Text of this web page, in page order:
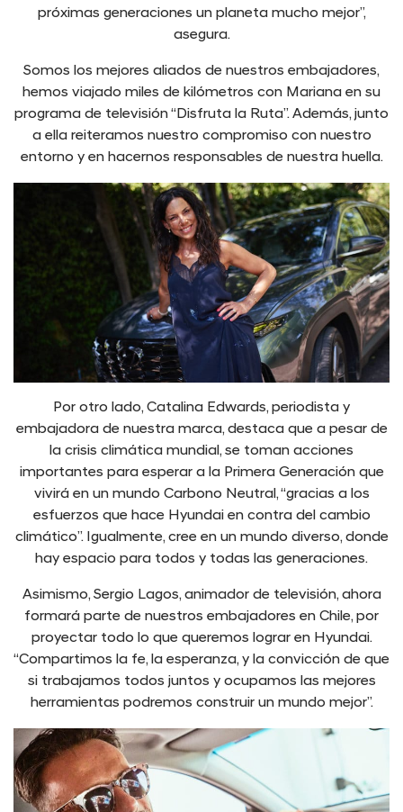
próximas generaciones un planeta mucho mejor”,
asegura.
Somos los mejores aliados de nuestros embajadores,
hemos viajado miles de kilómetros con Mariana en su
programa de televisión “Disfruta la Ruta”. Además, junto
a ella reiteramos nuestro compromiso con nuestro
entorno y en hacernos responsables de nuestra huella.
Por otro lado, Catalina Edwards, periodista y
embajadora de nuestra marca, destaca que a pesar de
la crisis climática mundial, se toman acciones
importantes para esperar a la Primera Generación que
vivirá en un mundo Carbono Neutral, “gracias a los
esfuerzos que hace Hyundai en contra del cambio
climático”. Igualmente, cree en un mundo diverso, donde
hay espacio para todos y todas las generaciones.
Asimismo, Sergio Lagos, animador de televisión, ahora
formará parte de nuestros embajadores en Chile, por
proyectar todo lo que queremos lograr en Hyundai.
“Compartimos la fe, la esperanza, y la convicción de que
si trabajamos todos juntos y ocupamos las mejores
herramientas podremos construir un mundo mejor”.